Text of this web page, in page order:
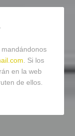
mandándonos
. Si los
en la web
de ellos.